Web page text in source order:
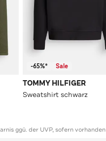
-65%* Sale
TOMMY HILFIGER
Sweatshirt schwarz
ggü. der UVP, sofern vorhanden